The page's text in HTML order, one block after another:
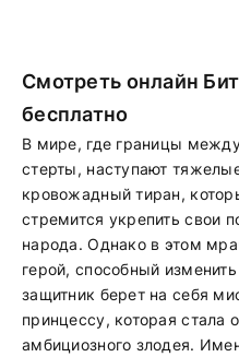
Смотреть онлайн
бесплатно
В мире, где границы
стерты, наступают
кровожадный тиран,
стремится укрепить свои
народа. Однако в этом
герой, способный
защитник берет на себя
принцессу, которая стала
амбициозного злодея.